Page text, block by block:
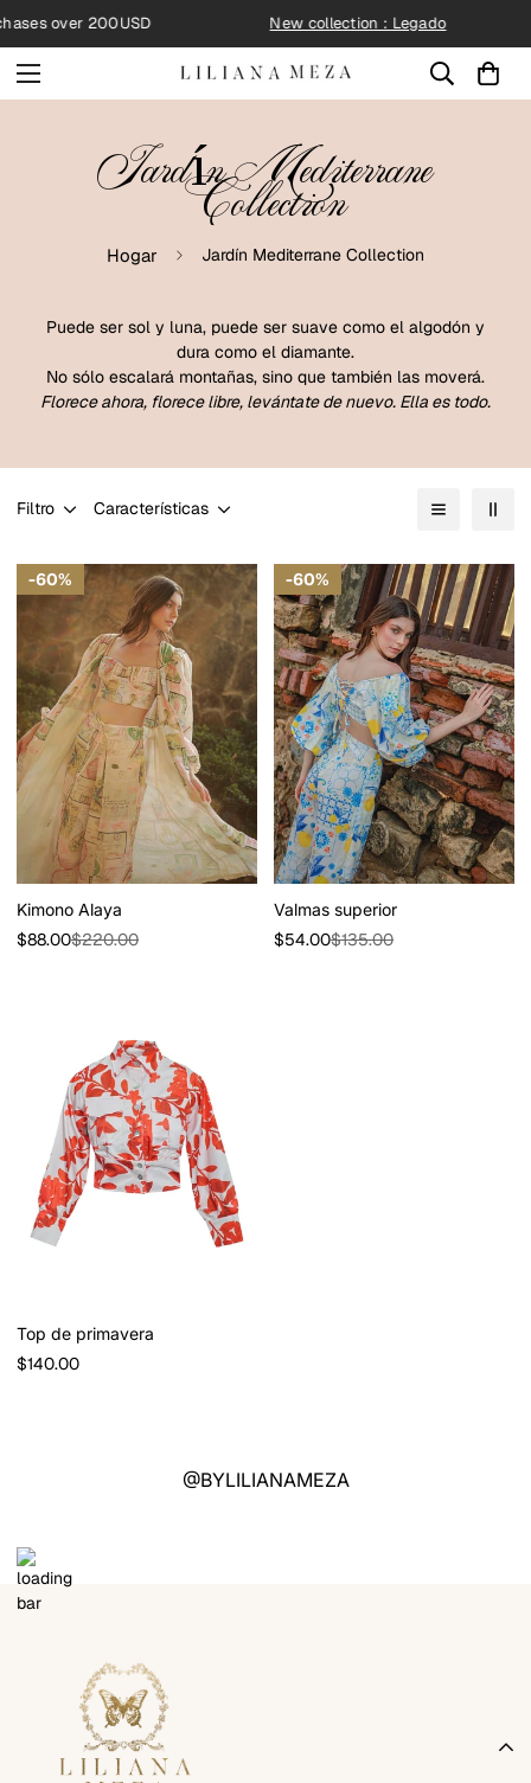
↵Skip to content
↵Skip to menu
↵Skip to footer
↵Open Accessibility Widget
over 200USD New collection : Legado
Jardín Mediterrane
Collection
Hogar Jardín Mediterrane Collection
Puede ser sol y luna, puede ser suave como el algodón y
dura como el diamante.
No sólo escalará montañas, sino que también las moverá.
Florece ahora, florece libre, levántate de nuevo. Ella es todo.
Filtro Características
60%
Kimono Alaya
Precio
$88.00 Precio
$220.00
60%
Valmas superior
Precio
$54.00Precio
$135.00
Top de primavera
Precio
$140.00
@BYLILIANAMEZA